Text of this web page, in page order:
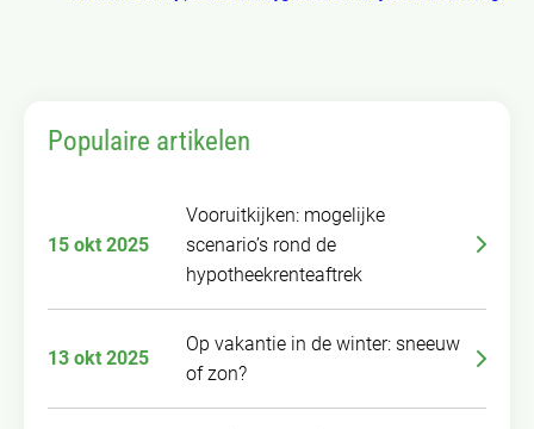
Populaire artikelen
15 okt 2025
Vooruitkijken: mogelijke
scenario’s rond de
hypotheekrenteaftrek
13 okt 2025
Op vakantie in de winter: sneeuw
of zon?